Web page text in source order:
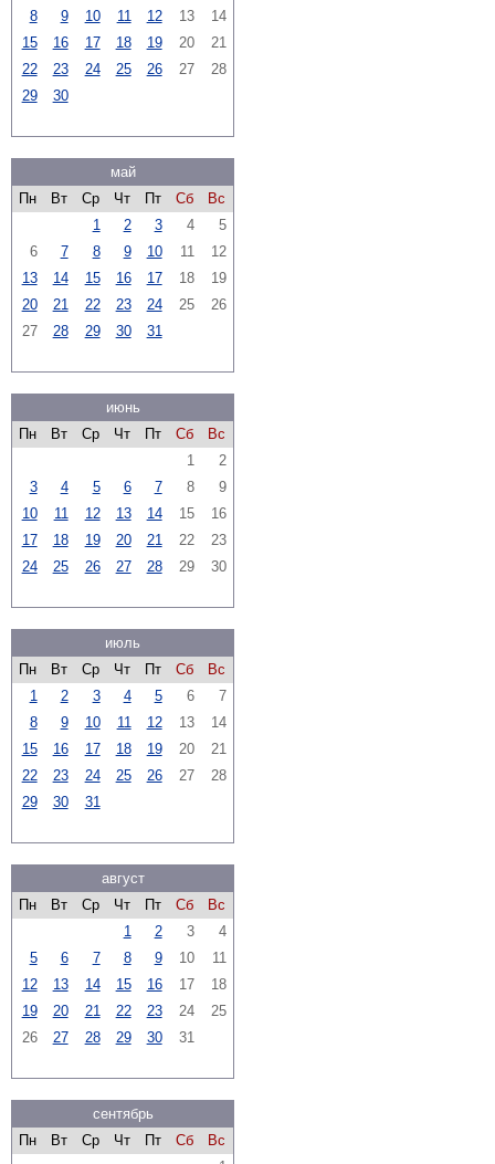
8
9 10 11 12 13
14
15
16 17 18 19 20
21
22
23 24 25 26 27
28
29
30
май
Пн
Вт Ср Чт Пт Сб
Вс
1
2 3 4
5
6
7 8 9 10 11
12
13
14 15 16 17 18
19
20
21 22 23 24 25
26
27
28 29 30 31
июнь
Пн
Вт Ср Чт Пт Сб
Вс
1
2
3
4 5 6 7 8
9
10
11 12 13 14 15
16
17
18 19 20 21 22
23
24
25 26 27 28 29 30
июль
Пн
Вт Ср Чт Пт Сб
Вс
1
2 3 4 5 6
7
8
9 10 11 12 13
14
15
16 17 18 19 20
21
22
23 24 25 26 27
28
29
30 31
август
Пн
Вт Ср Чт Пт Сб
Вс
1
2 3
4
5
6 7 8 9 10
11
12
13 14 15 16 17
18
19
20 21 22 23 24
25
26
27 28 29 30 31
сентябрь
Пн
Вт Ср Чт Пт Сб
Вс